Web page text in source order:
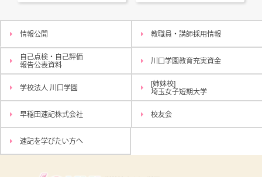
情報公開 教職員・講師採用情報
自己点検・自己評価
報告公表資料
川口学園教育充実資金
学校法人 川口学園
[姉妹校]
埼玉女子短期大学
早稲田速記株式会社 校友会
速記を学びたい方へ